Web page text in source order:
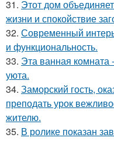
31. Этот дом
жизни и спокойствие
32. Современный
и функциональность.
33. Эта ванная комната
уюта.
34. Заморский гость,
преподать урок
жителю.
35. В ролике показан